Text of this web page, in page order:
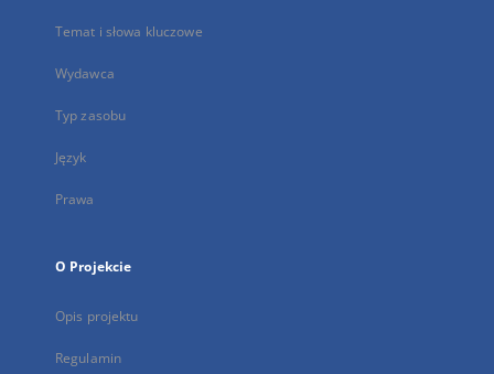
Temat i słowa kluczowe
Wydawca
Typ zasobu
Język
Prawa
O Projekcie
Opis projektu
Regulamin